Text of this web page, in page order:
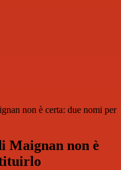
non è certa: due nomi per
Maignan non è